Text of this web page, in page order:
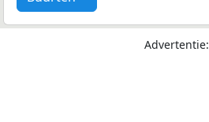
Advertentie: